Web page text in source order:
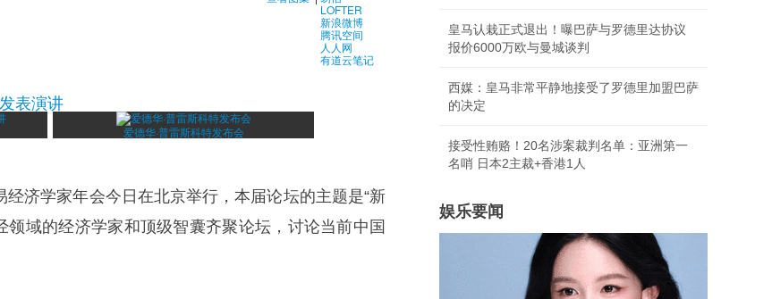
LOFTER
新浪微博
腾讯空间
人人网
有道云笔记
表演讲
爱德华·普雷斯科特发布会
经济学家年会今日在北京举行，本届论坛的主题是“新
领域的经济学家和顶级智囊齐聚论坛，讨论当前中国
皇马认栽正式退出！曝巴萨与罗德里达协议
报价6000万欧与曼城谈判
西媒：皇马非常平静地接受了罗德里加盟巴萨
的决定
接受性贿赂！20名涉案裁判名单：亚洲第一
名哨 日本2主裁+香港1人
娱乐要闻